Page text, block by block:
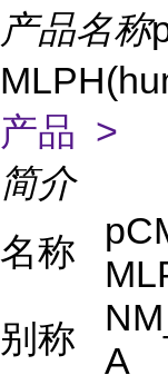
产品名称
产品 >
简介
名称
别称
A